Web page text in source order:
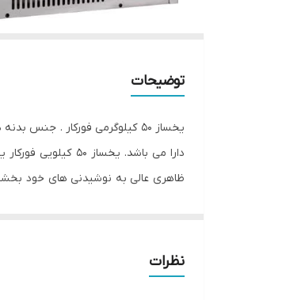
توضیحات
دارا می باشد.
ظاهری عالی به نوشیدنی های خود
نظرات